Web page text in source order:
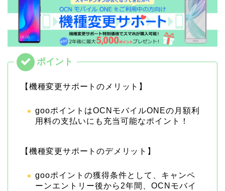
【機種変更サポートのメリット】
gooポイントはOCNモバイルONEの月額利
用料の支払いにも充当可能なポイント！
【機種変更サポートのデメリット】
gooポイントの獲得条件として、キャンペ
ーンエントリー後から2年間、OCNモバイ